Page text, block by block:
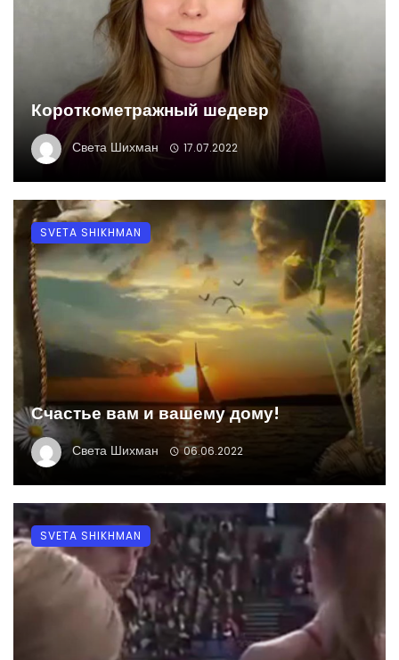
Короткометражный шедевр
Света Шихман 17.07.2022
Счастье вам и вашему дому!
Света Шихман 06.06.2022
SVETA SHIKHMAN
SVETA SHIKHMAN